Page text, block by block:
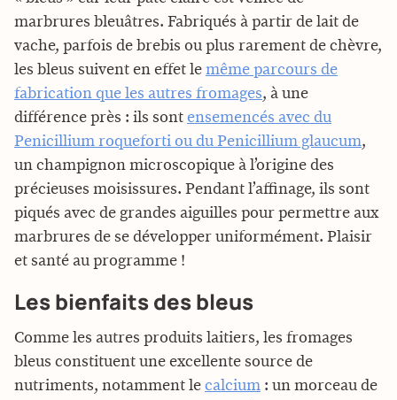
marbrures bleuâtres. Fabriqués à partir de lait de
vache, parfois de brebis ou plus rarement de chèvre,
les bleus suivent en effet le même parcours de
fabrication que les autres fromages, à une
différence près : ils sont ensemencés avec du
Penicillium roqueforti ou du Penicillium glaucum,
un champignon microscopique à l’origine des
précieuses moisissures. Pendant l’affinage, ils sont
piqués avec de grandes aiguilles pour permettre aux
marbrures de se développer uniformément. Plaisir
et santé au programme !
Les bienfaits des bleus
Comme les autres produits laitiers, les fromages
bleus constituent une excellente source de
nutriments, notamment le calcium : un morceau de